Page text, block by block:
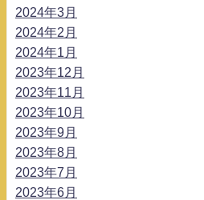
2024年3月
2024年2月
2024年1月
2023年12月
2023年11月
2023年10月
2023年9月
2023年8月
2023年7月
2023年6月